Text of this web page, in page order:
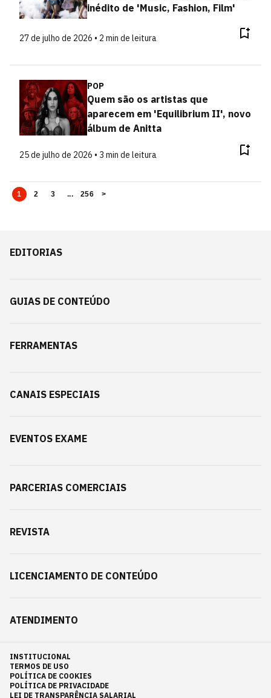
inédito de 'Music, Fashion, Film'
27 de julho de 2026 • 2 min de leitura
POP
Quem são os artistas que
aparecem em 'Equilibrium II', novo
álbum de Anitta
25 de julho de 2026 • 3 min de leitura
1 2 3 ... 256 >
EDITORIAS
GUIAS DE CONTEÚDO
FERRAMENTAS
CANAIS ESPECIAIS
EVENTOS EXAME
PARCERIAS COMERCIAIS
REVISTA
LICENCIAMENTO DE CONTEÚDO
ATENDIMENTO
INSTITUCIONAL
TERMOS DE USO
POLÍTICA DE COOKIES
POLÍTICA DE PRIVACIDADE
LEI DE TRANSPARÊNCIA SALARIAL